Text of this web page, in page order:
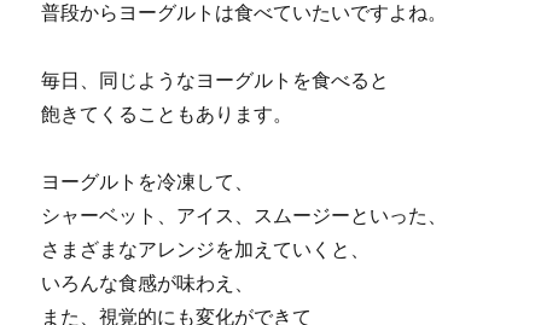
普段からヨーグルトは食べていたいですよね。
毎日、同じようなヨーグルトを食べると
飽きてくることもあります。
ヨーグルトを冷凍して、
シャーベット、アイス、スムージーといった、
さまざまなアレンジを加えていくと、
いろんな食感が味わえ、
また、視覚的にも変化ができて